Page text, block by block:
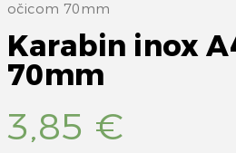
očicom 70mm
Karabin inox
70mm
3,85 €